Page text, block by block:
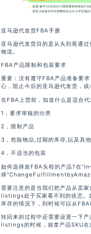
亚马逊代发货FBA手册
亚马逊代发货目的是从头到尾通
物流。
FBA产品限制和包装要求
重要：没有遵守FBA产品准备要
心，阻止今后的亚马逊代发货，或
在FBA上货前，知道什么是适合
1，要求审核的分类
2，限制产品
3，危险物品,过期的库存,以及其
4，不适当的包装
如何选择发FBA头程的产品?在
择
需要注意的是当我们把产品从卖
listings处于买家看不到的状态。
库存的情况下，到时候可以从
转回来的过程中还需要设置一下
listings的时候，就拿产品SKU在